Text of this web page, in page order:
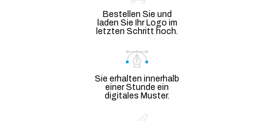
Bestellen Sie und
laden Sie Ihr Logo im
letzten Schritt hoch.
Sie erhalten innerhalb
einer Stunde ein
digitales Muster.